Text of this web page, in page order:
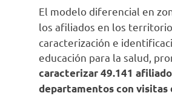
El modelo diferencial en
los afiliados en los
caracterización e
educación para la salud,
caracterizar 49.141
departamentos con visitas